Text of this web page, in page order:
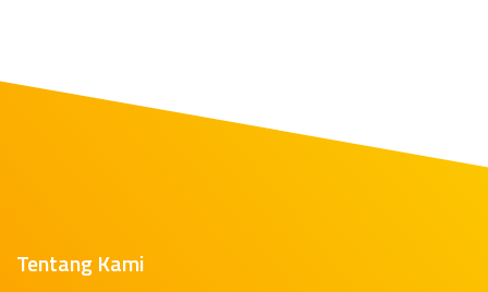
Tentang Kami